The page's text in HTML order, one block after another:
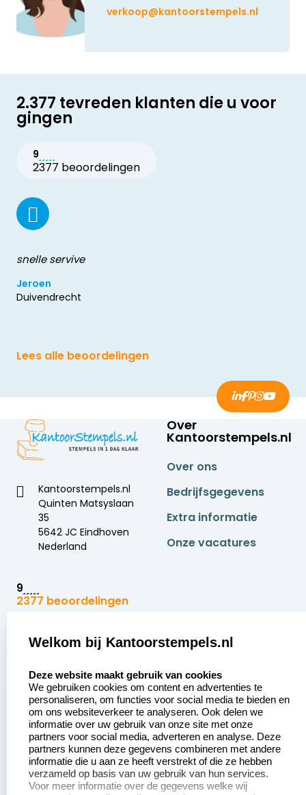
verkoop@kantoorstempels.nl
2.377 tevreden klanten die u voor
gingen
9
2377 beoordelingen
snelle servive
Jeroen
Duivendrecht
Lees alle beoordelingen
Kantoorstempels.nl
Quinten Matsyslaan
35
5642 JC Eindhoven
Nederland
9
2377 beoordelingen
Over
Kantoorstempels.nl
Over ons
Bedrijfsgegevens
Extra informatie
Onze vacatures
Zakelijk:
Aanvraag op maat
Betaling &
Verzending
Wederverkoper
worden
Sale
Klantenservice:
Contact opnemen
Veel gestelde vragen
Retourneren
Herroepingsrecht
Welkom bij Kantoorstempels.nl
Deze website maakt gebruik van cookies
We gebruiken cookies om content en advertenties te
personaliseren, om functies voor social media te bieden en
om ons websiteverkeer te analyseren. Ook delen we
informatie over uw gebruik van onze site met onze
partners voor social media, adverteren en analyse. Deze
partners kunnen deze gegevens combineren met andere
informatie die u aan ze heeft verstrekt of die ze hebben
verzameld op basis van uw gebruik van hun services.
Voor meer informatie over de gegevens welke wij